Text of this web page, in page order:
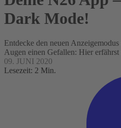
Dark Mode!
Entdecke den neuen
Augen einen Gefallen: Hier
09. JUNI 2020
Lesezeit: 2 Min.